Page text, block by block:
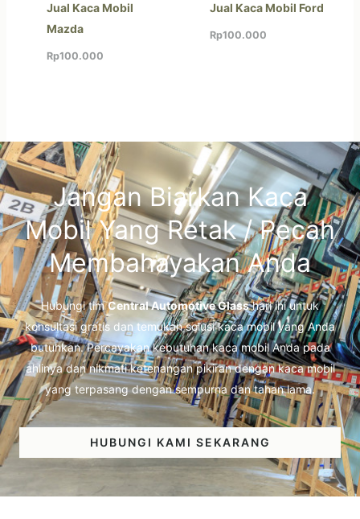
Jual Kaca Mobil
Mazda
Rp100.000
Jual Kaca Mobil Ford
Rp100.000
Jangan Biarkan Kaca
Mobil Yang Retak / Pecah
Membahayakan Anda
Hubungi timCentral Automotive Glasshari ini untuk
konsultasi gratis dan temukan solusi kaca mobil yang Anda
butuhkan. Percayakan kebutuhan kaca mobil Anda pada
ahlinya dan nikmati ketenangan pikiran dengan kaca mobil
yang terpasang dengan sempurna dan tahan lama.
HUBUNGI KAMI SEKARANG